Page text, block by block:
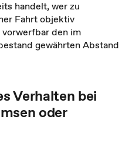
handelt, wer zu
Fahrt objektiv
den im
gewährten Abstand
Verhalten bei
oder